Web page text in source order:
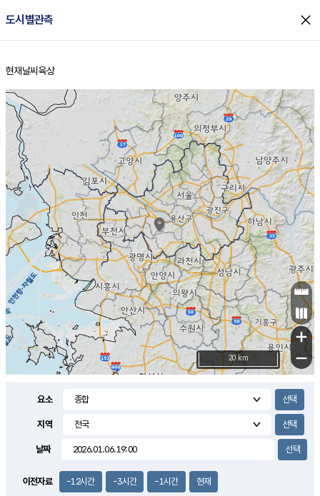
도시별관측 close
홈
현재날씨 육상
+
−
20 km
요소
지역
날짜
이전자료 -12시간 -3시간 -1시간 현재